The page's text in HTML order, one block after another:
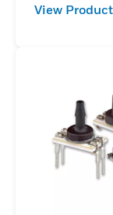
de sangue,
View